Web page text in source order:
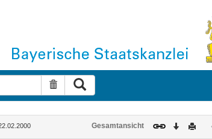
Suche zurücksetzen
Gesamtansicht Download